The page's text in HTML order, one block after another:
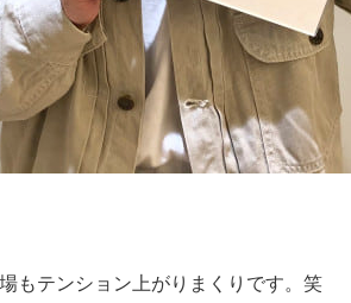
もテンション上がりまくりです。笑